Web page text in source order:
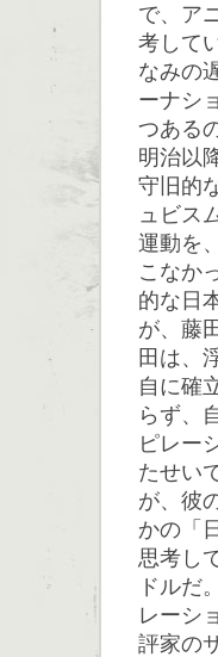
で、ア
考して
なみの
ーナシ
つある
明治以
守旧的
ュビス
運動を
こなか
的な日
が、藤
田は、
自に確
らず、
ピレー
たせい
が、彼
かの「
思考し
ドルだ
レーシ
評家の